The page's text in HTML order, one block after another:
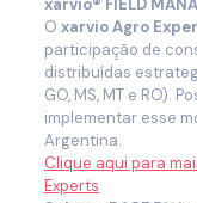
xarvio® FIELD
O xarvio Agro
participação de
distribuídas
GO, MS, MT e RO).
implementar esse
Argentina.
Clique aqui para
Experts